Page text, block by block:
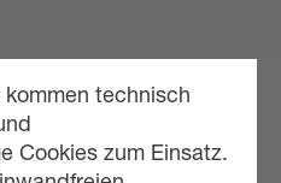
technisch
Cookies zum Einsatz.